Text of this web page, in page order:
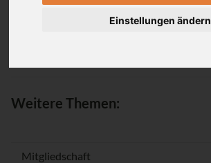
Einstellungen ändern
Passwort vergessen / Registrieren
Weitere Themen:
Mitgliedschaft